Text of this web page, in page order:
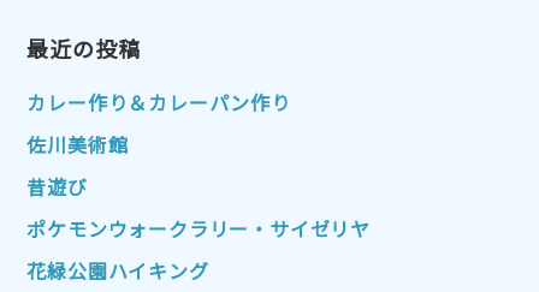
2023年1月
2022年10月 2022年9月
2022年7月
2022年4月
2022年1月 2021年12月 2021年11月
2021年10月 2021年9月
最近の投稿
カレー作り＆カレーパン作り
佐川美術館
昔遊び
ポケモンウォークラリー・サイゼリヤ
花緑公園ハイキング